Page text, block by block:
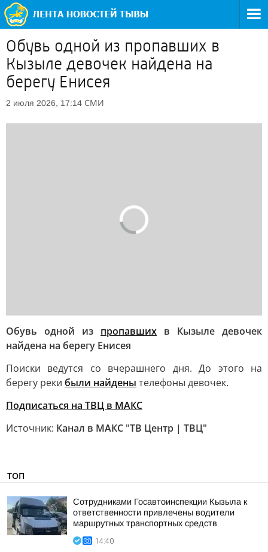
Обувь одной из пропавших в
Кызыле девочек найдена на
берегу Енисея
2 июля 2026, 17:14 СМИ
Обувь одной из пропавших в Кызыле девочек
найдена на берегу Енисея
Поиски ведутся со вчерашнего дня. До этого на
берегу реки были найдены телефоны девочек.
Подписаться на ТВЦ в МАКС
Источник: Канал в МАКС "ТВ Центр | ТВЦ"
ТОП
Сотрудниками Госавтоинспекции Кызыла к
ответственности привлечены водители
маршрутных транспортных средств
14:40